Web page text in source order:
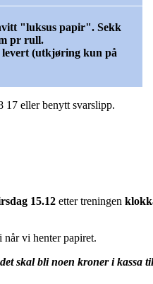
"luksus papir". Sekk
pr rull.
(utkjøring kun på
eller benytt svarslipp.
15.12 etter treningen
vi henter papiret.
skal bli noen kroner i kassa til